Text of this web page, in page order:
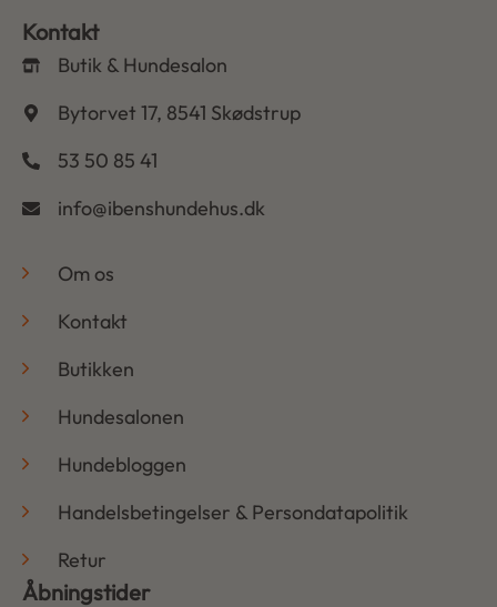
Kontakt
Butik & Hundesalon
Bytorvet 17, 8541 Skødstrup
53 50 85 41
info@ibenshundehus.dk
Om os
Kontakt
Butikken
Hundesalonen
Hundebloggen
Handelsbetingelser & Persondatapolitik
Retur
Åbningstider